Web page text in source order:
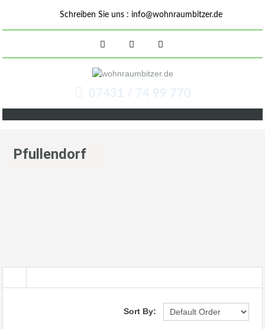
Schreiben Sie uns : info@wohnraumbitzer.de
07431 / 74 99 770
Pfullendorf
Sort By: